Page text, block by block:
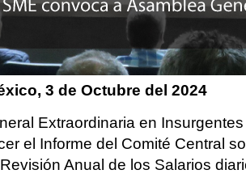
3 de Octubre del 2024
Extraordinaria en
el Informe del Comité Central
Anual de los Salarios